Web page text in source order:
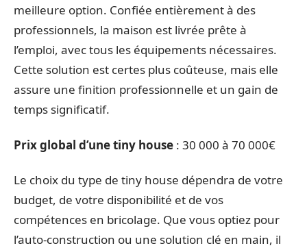
meilleure option. Confiée entièrement à des
professionnels, la maison est livrée prête à
l’emploi, avec tous les équipements nécessaires.
Cette solution est certes plus coûteuse, mais elle
assure une finition professionnelle et un gain de
temps significatif.
Prix global d’une tiny house : 30 000 à 70 000€
Le choix du type de tiny house dépendra de votre
budget, de votre disponibilité et de vos
compétences en bricolage. Que vous optiez pour
l’auto-construction ou une solution clé en main, il